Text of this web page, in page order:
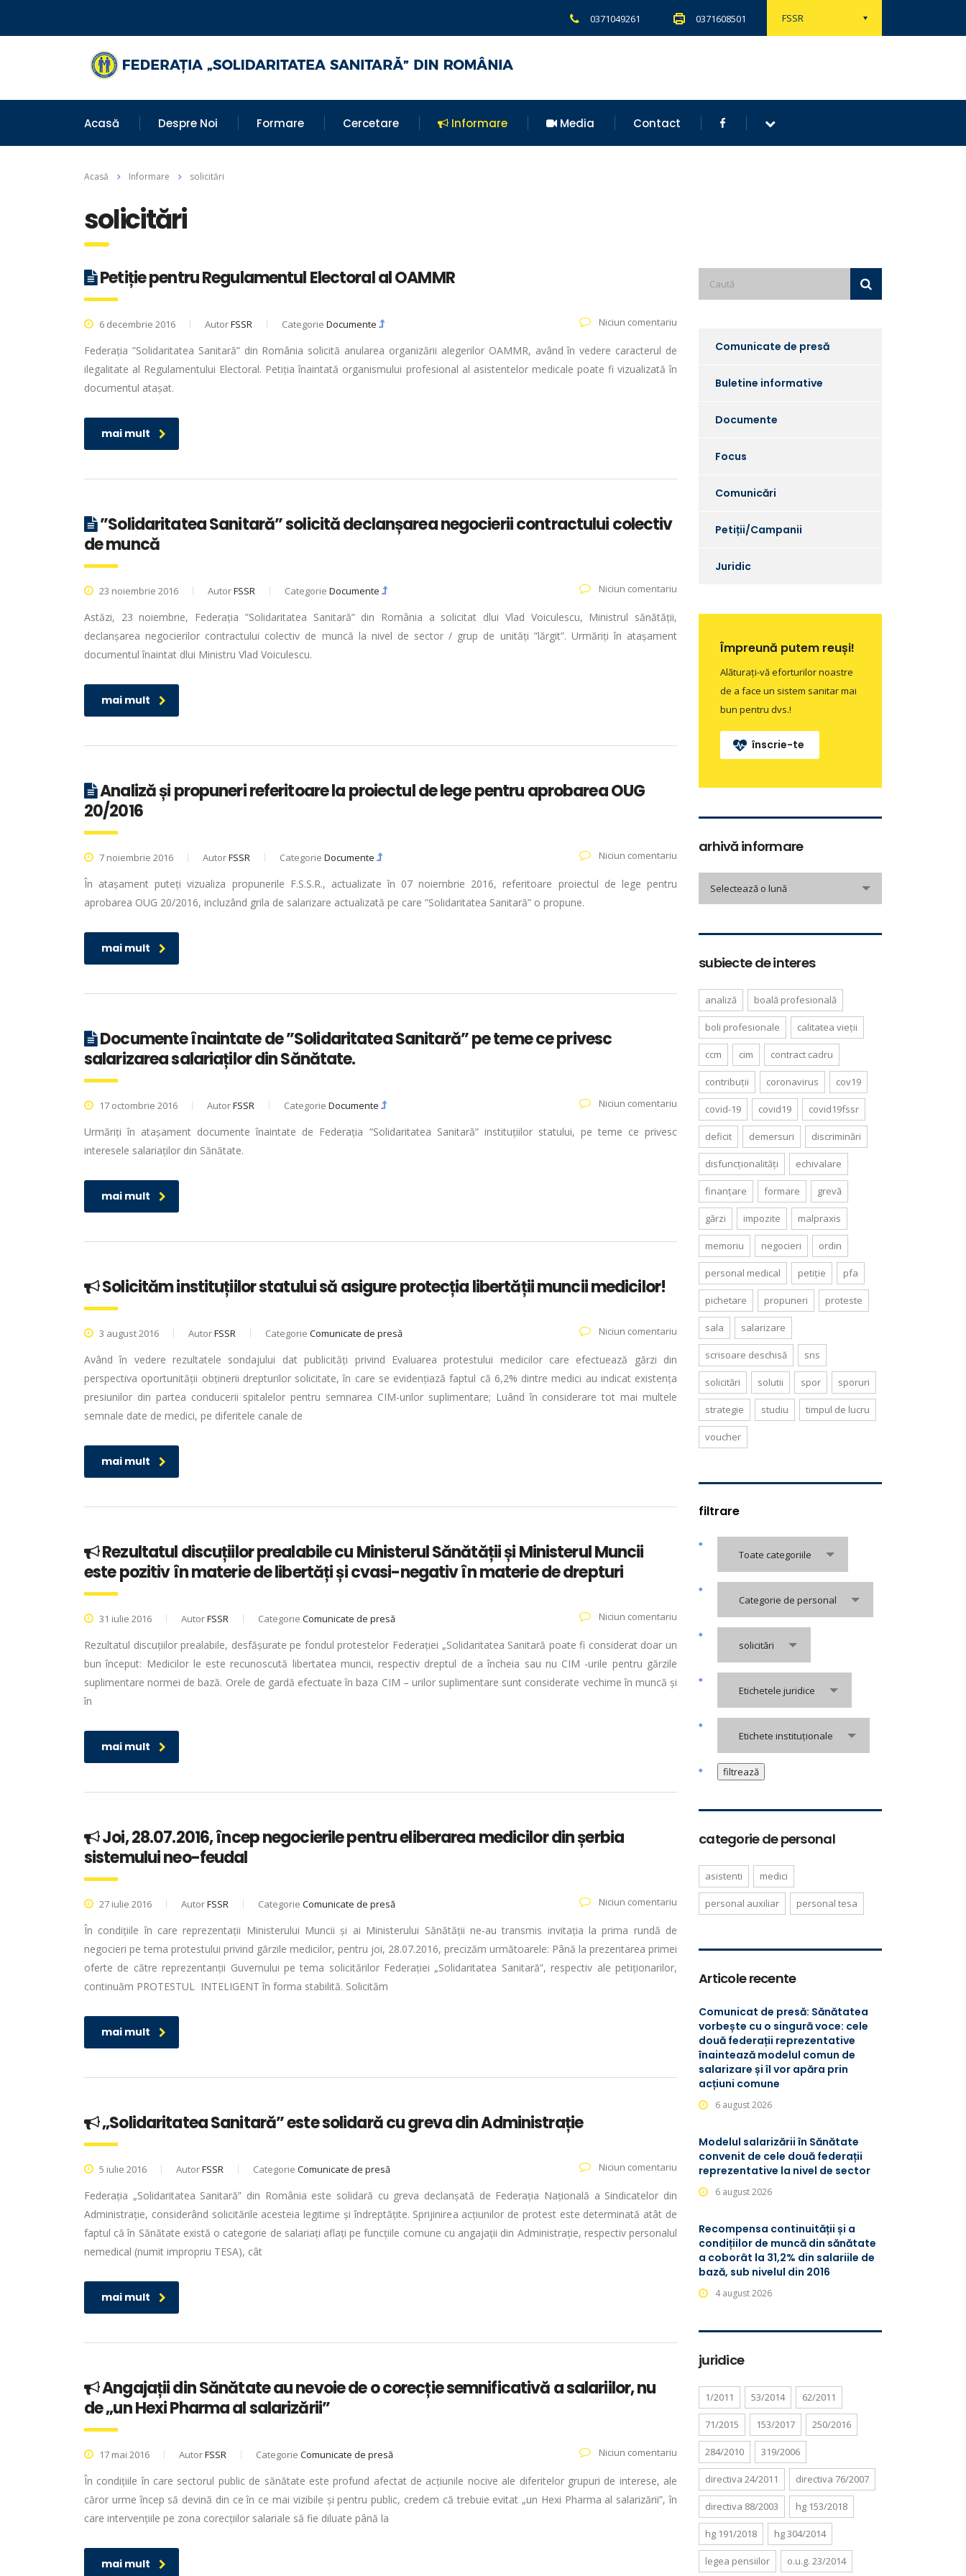
FSSR
0371049261 0371608501
Acasă Despre Noi Formare Cercetare Informare Media Contact
Acasă Informare solicitări
solicitări
Petiție pentru Regulamentul Electoral al OAMMR
6 decembrie 2016 AutorFSSR Categorie Documente Niciun comentariu
Federația ”Solidaritatea Sanitară” din România solicită anularea organizării alegerilor OAMMR, având în vedere caracterul de
ilegalitate al Regulamentului Electoral. Petiția înaintată organismului profesional al asistentelor medicale poate fi vizualizată în
documentul atașat.
mai mult
”Solidaritatea Sanitară” solicită declanșarea negocierii contractului colectiv
de muncă
23 noiembrie 2016 AutorFSSR Categorie Documente Niciun comentariu
Astăzi, 23 noiembrie, Federația ”Solidaritatea Sanitară” din România a solicitat dlui Vlad Voiculescu, Ministrul sănătății,
declanșarea negocierilor contractului colectiv de muncă la nivel de sector / grup de unități ”lărgit”. Urmăriți în atașament
documentul înaintat dlui Ministru Vlad Voiculescu.
mai mult
Analiză și propuneri referitoare la proiectul de lege pentru aprobarea OUG
20/2016
7 noiembrie 2016 AutorFSSR Categorie Documente Niciun comentariu
În atașament puteți vizualiza propunerile F.S.S.R., actualizate în 07 noiembrie 2016, referitoare proiectul de lege pentru
aprobarea OUG 20/2016, incluzând grila de salarizare actualizată pe care ”Solidaritatea Sanitară” o propune.
mai mult
Documente înaintate de ”Solidaritatea Sanitară” pe teme ce privesc
salarizarea salariaților din Sănătate.
17 octombrie 2016 AutorFSSR Categorie Documente Niciun comentariu
Urmăriți în atașament documente înaintate de Federația ”Solidaritatea Sanitară” instituțiilor statului, pe teme ce privesc
interesele salariaților din Sănătate.
mai mult
Solicităm instituțiilor statului să asigure protecția libertății muncii medicilor!
3 august 2016 AutorFSSR Categorie Comunicate de presă Niciun comentariu
Având în vedere rezultatele sondajului dat publicități privind Evaluarea protestului medicilor care efectuează gărzi din
perspectiva oportunității obținerii drepturilor solicitate, în care se evidențiază faptul că 6,2% dintre medici au indicat existența
presiunilor din partea conducerii spitalelor pentru semnarea CIM-urilor suplimentare; Luând în considerare tot mai multele
semnale date de medici, pe diferitele canale de
mai mult
Rezultatul discuțiilor prealabile cu Ministerul Sănătății și Ministerul Muncii
este pozitiv în materie de libertăți și cvasi-negativ în materie de drepturi
31 iulie 2016 AutorFSSR Categorie Comunicate de presă Niciun comentariu
Rezultatul discuțiilor prealabile, desfășurate pe fondul protestelor Federației „Solidaritatea Sanitară poate fi considerat doar un
bun început: Medicilor le este recunoscută libertatea muncii, respectiv dreptul de a încheia sau nu CIM -urile pentru gărzile
suplimentare normei de bază. Orele de gardă efectuate în baza CIM – urilor suplimentare sunt considerate vechime în muncă și
în
mai mult
Joi, 28.07.2016, încep negocierile pentru eliberarea medicilor din șerbia
sistemului neo-feudal
27 iulie 2016 AutorFSSR Categorie Comunicate de presă Niciun comentariu
În condițiile în care reprezentații Ministerului Muncii și ai Ministerului Sănătății ne-au transmis invitația la prima rundă de
negocieri pe tema protestului privind gărzile medicilor, pentru joi, 28.07.2016, precizăm următoarele: Până la prezentarea primei
oferte de către reprezentanții Guvernului pe tema solicitărilor Federației „Solidaritatea Sanitară”, respectiv ale petiționarilor,
continuăm PROTESTUL INTELIGENT în forma stabilită. Solicităm
mai mult
„Solidaritatea Sanitară” este solidară cu greva din Administrație
5 iulie 2016 AutorFSSR Categorie Comunicate de presă Niciun comentariu
Federația „Solidaritatea Sanitară” din România este solidară cu greva declanșată de Federația Națională a Sindicatelor din
Administrație, considerând solicitările acesteia legitime și îndreptățite. Sprijinirea acțiunilor de protest este determinată atât de
faptul că în Sănătate există o categorie de salariați aflați pe funcțiile comune cu angajații din Administrație, respectiv personalul
nemedical (numit impropriu TESA), cât
mai mult
Angajații din Sănătate au nevoie de o corecție semnificativă a salariilor, nu
de „un Hexi Pharma al salarizării”
17 mai 2016 AutorFSSR Categorie Comunicate de presă Niciun comentariu
În condițiile în care sectorul public de sănătate este profund afectat de acțiunile nocive ale diferitelor grupuri de interese, ale
căror urme încep să devină din ce în ce mai vizibile și pentru public, credem că trebuie evitat „un Hexi Pharma al salarizării”, în
care intervențiile pe zona corecțiilor salariale să fie diluate până la
mai mult
Comunicate de presă
Buletine informative
Documente
Focus
Comunicări
Petiții/Campanii
Juridic
Împreună putem reuși!
Alăturați-vă eforturilor noastre
de a face un sistem sanitar mai
bun pentru dvs.!
înscrie-te
arhivă informare
informare
Selectează o lună
subiecte de interes
analiză boală profesională
boli profesionale calitatea vieții
ccm cim contract cadru
contribuții coronavirus cov19
covid-19 covid19 covid19fssr
deficit demersuri discriminări
disfuncționalități echivalare
finanțare formare grevă
gărzi impozite malpraxis
memoriu negocieri ordin
personal medical petiție pfa
pichetare propuneri proteste
sala salarizare
scrisoare deschisă sns
solicitări solutii spor sporuri
strategie studiu timpul de lucru
voucher
filtrare
Toate categoriile
Categorie de personal
solicitări
Etichetele juridice
Etichete instituționale
categorie de personal
asistenti medici
personal auxiliar personal tesa
Articole recente
Comunicat de presă: Sănătatea
vorbește cu o singură voce: cele
două federații reprezentative
înaintează modelul comun de
salarizare și îl vor apăra prin
acțiuni comune
6 august 2026
Modelul salarizării în Sănătate
convenit de cele două federații
reprezentative la nivel de sector
6 august 2026
Recompensa continuității și a
condițiilor de muncă din sănătate
a coborât la 31,2% din salariile de
bază, sub nivelul din 2016
4 august 2026
juridice
1/2011 53/2014 62/2011
71/2015 153/2017 250/2016
284/2010 319/2006
directiva 24/2011 directiva 76/2007
directiva 88/2003 hg 153/2018
hg 191/2018 hg 304/2014
legea pensiilor o.u.g. 23/2014